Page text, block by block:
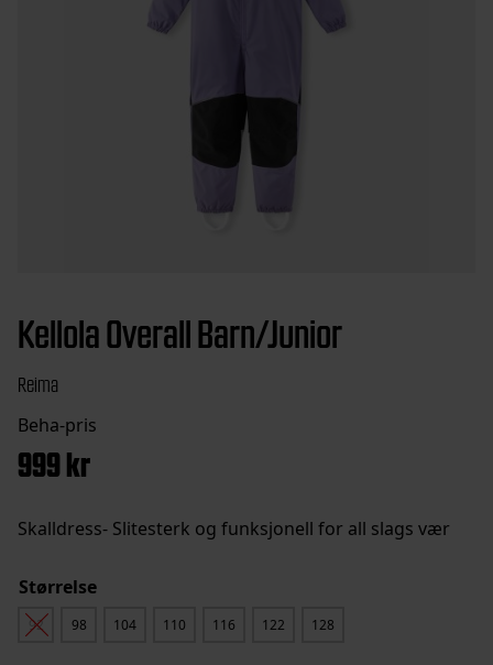
Kellola Overall Barn/Junior
Reima
999kr
Skalldress- Slitesterk og funksjonell for all slags vær
Størrelse
92 98 104 110 116 122 128